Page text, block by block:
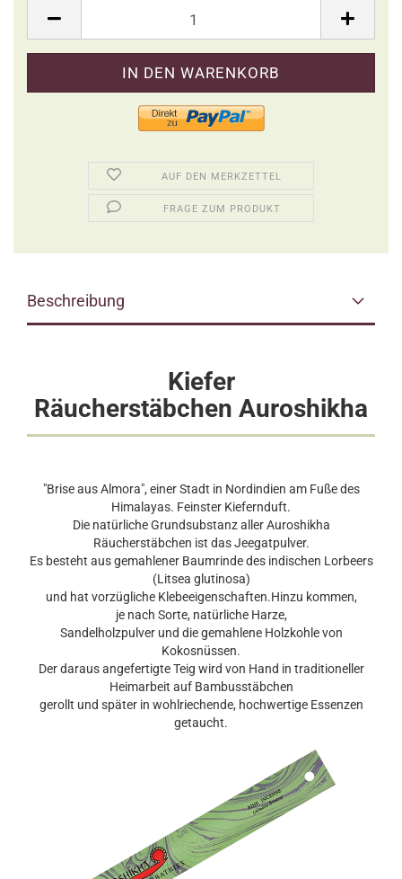
AUF DEN MERKZETTEL
FRAGE ZUM PRODUKT
Beschreibung
Kiefer
Räucherstäbchen Auroshikha
"Brise aus Almora", einer Stadt in Nordindien am Fuße des
Himalayas. Feinster Kiefernduft.
Die natürliche Grundsubstanz aller Auroshikha
Räucherstäbchen ist das Jeegatpulver.
Es besteht aus gemahlener Baumrinde des indischen Lorbeers
(Litsea glutinosa)
und hat vorzügliche Klebeeigenschaften.Hinzu kommen,
je nach Sorte, natürliche Harze,
Sandelholzpulver und die gemahlene Holzkohle von
Kokosnüssen.
Der daraus angefertigte Teig wird von Hand in traditioneller
Heimarbeit auf Bambusstäbchen
gerollt und später in wohlriechende, hochwertige Essenzen
getaucht.